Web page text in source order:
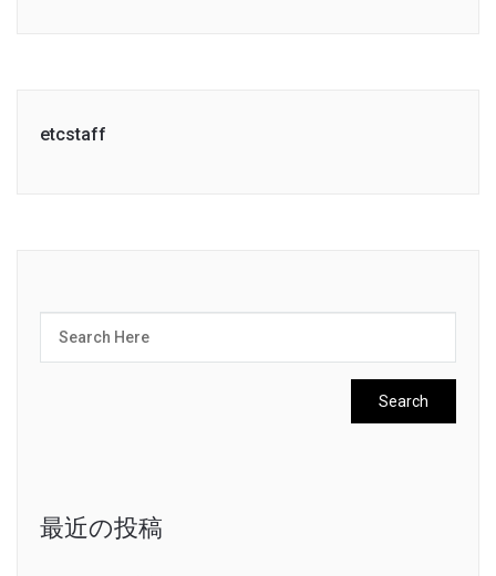
etcstaff
最近の投稿